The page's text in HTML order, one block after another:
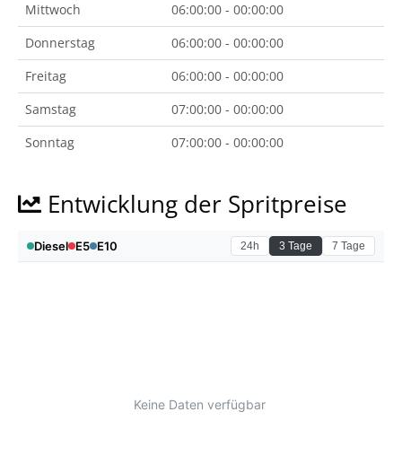
Mittwoch
06:00:00 - 00:00:00
Donnerstag
06:00:00 - 00:00:00
Freitag
06:00:00 - 00:00:00
Samstag
07:00:00 - 00:00:00
Sonntag
07:00:00 - 00:00:00
Entwicklung der Spritpreise